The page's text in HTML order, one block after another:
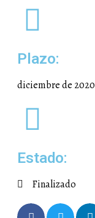
Plazo:
diciembre de 2020
Estado:
Finalizado